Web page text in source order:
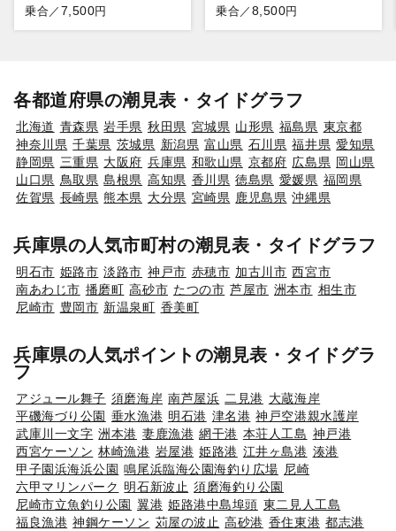
乗合／ 7,500円 乗合／ 8,500円
各都道府県の潮見表・タイドグラフ
北海道 青森県 岩手県 秋田県 宮城県 山形県 福島県 東京都
神奈川県 千葉県 茨城県 新潟県 富山県 石川県 福井県 愛知県
静岡県 三重県 大阪府 兵庫県 和歌山県 京都府 広島県 岡山県
山口県 鳥取県 島根県 高知県 香川県 徳島県 愛媛県 福岡県
佐賀県 長崎県 熊本県 大分県 宮崎県 鹿児島県 沖縄県
兵庫県の人気市町村の潮見表・タイドグラフ
明石市 姫路市 淡路市 神戸市 赤穂市 加古川市 西宮市
南あわじ市 播磨町 高砂市 たつの市 芦屋市 洲本市 相生市
尼崎市 豊岡市 新温泉町 香美町
兵庫県の人気ポイントの潮見表・タイドグラ
フ
アジュール舞子 須磨海岸 南芦屋浜 二見港 大蔵海岸
平磯海づり公園 垂水漁港 明石港 津名港 神戸空港親水護岸
武庫川一文字 洲本港 妻鹿漁港 網干港 本荘人工島 神戸港
西宮ケーソン 林崎漁港 岩屋港 姫路港 江井ヶ島港 湊港
甲子園浜海浜公園 鳴尾浜臨海公園海釣り広場 尼崎
六甲マリンパーク 明石新波止 須磨海釣り公園
尼崎市立魚釣り公園 翼港 姫路港中島埠頭 東二見人工島
福良漁港 神鋼ケーソン 苅屋の波止 高砂港 香住東港 都志港